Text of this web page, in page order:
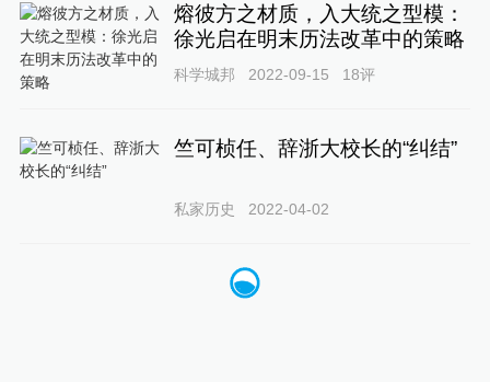
熔彼方之材质，入大统之型模：
徐光启在明末历法改革中的策略
科学城邦 2022-09-15 18评
竺可桢任、辞浙大校长的“纠结”
私家历史 2022-04-02